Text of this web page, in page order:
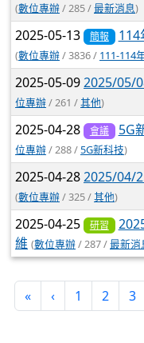
(數位專辦/ 285 /最新消息)
2025-05-13 簡報 114
(數位專辦/ 3836 / 111-114
2025-05-092025/05/
位專辦/ 261 /其他)
2025-04-28 會議 5G
位專辦/ 288 /5G新科技)
2025-04-282025/04/
(數位專辦/ 325 /其他)
2025-04-25 研習
維 (數位專辦/ 287 /最新消
« ‹ 1 2 3